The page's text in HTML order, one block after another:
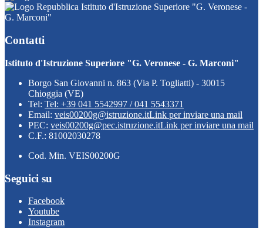
Istituto d'Istruzione Superiore "G. Veronese -
G. Marconi"
Contatti
Istituto d'Istruzione Superiore "G. Veronese - G. Marconi"
Borgo San Giovanni n. 863 (Via P. Togliatti) - 30015
Chioggia (VE)
Tel: Tel: +39 041 5542997 / 041 5543371
Email: veis00200g@istruzione.itLink per inviare una mail
PEC: veis00200g@pec.istruzione.itLink per inviare una mail
C.F.: 81002030278
Cod. Min. VEIS00200G
Seguici su
Facebook
Youtube
Instagram